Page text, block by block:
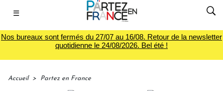
☰
Nos bureaux sont fermés du 27/07 au 16/08. Retour de la newsletter
quotidienne le 24/08/2026. Bel été !
Accueil > Partez en France